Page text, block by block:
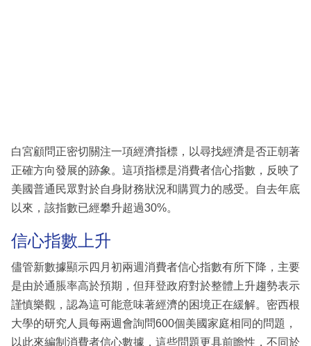
區
白宮顧問正密切關注一項經濟指標，以尋找經濟是否正朝著
正確方向發展的跡象。這項指標是消費者信心指數，反映了
美國普通民眾對於自身財務狀況和購買力的感受。自去年底
以來，該指數已經攀升超過30%。
信心指數上升
儘管新數據顯示四月初兩週消費者信心指數有所下降，主要
是由於通脹率高於預期，但拜登政府對於整體上升趨勢表示
謹慎樂觀，認為這可能意味著經濟的困境正在緩解。密西根
大學的研究人員每兩週會詢問600個美國家庭相同的問題，
以此來編制消費者信心數據，這些問題更具前瞻性，不同於